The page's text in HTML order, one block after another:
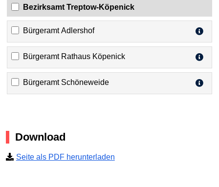
Bezirksamt Treptow-Köpenick
Bürgeramt Adlershof
Bürgeramt Rathaus Köpenick
Bürgeramt Schöneweide
Download
Seite als PDF herunterladen